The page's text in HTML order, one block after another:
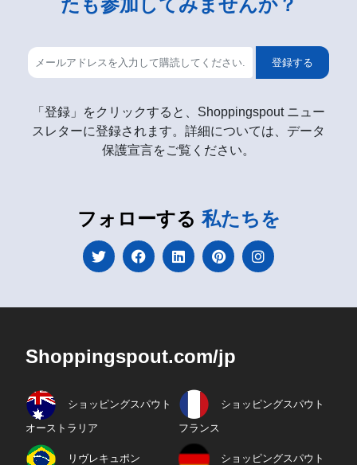
登録する
「登録」をクリックすると、Shoppingspout ニュー
スレターに登録されます。詳細については、データ
保護宣言をご覧ください。
フォローする 私たちを
Shoppingspout.com/jp
ショッピングスパウト
オーストラリア
ショッピングスパウト
フランス
リヴレキュポン ショッピングスパウト